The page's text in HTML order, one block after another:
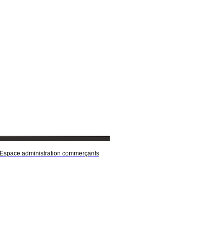
Espace administration commerçants